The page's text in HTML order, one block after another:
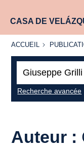
CASA DE
ACCUEIL
ACCUEIL
Recherche avancée
Auteur :